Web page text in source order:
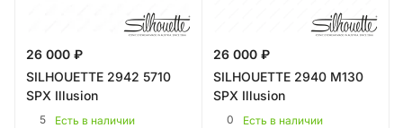
26 000 ₽
SILHOUETTE 2942 5710
SPX Illusion
5 Есть в наличии
26 000 ₽
SILHOUETTE 2940 M130
SPX Illusion
0 Есть в наличии